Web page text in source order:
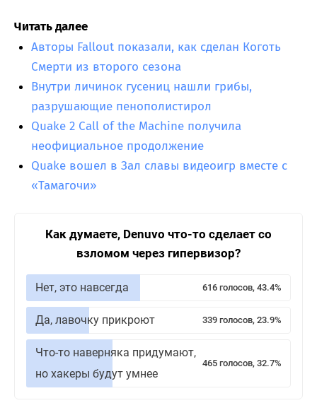
Читать далее
Авторы Fallout показали, как сделан Коготь
Смерти из второго сезона
Внутри личинок гусениц нашли грибы,
разрушающие пенополистирол
Quake 2 Call of the Machine получила
неофициальное продолжение
Quake вошел в Зал славы видеоигр вместе с
«Тамагочи»
Как думаете, Denuvo что-то сделает со
взломом через гипервизор?
Нет, это навсегда 616 голосов, 43.4%
Да, лавочку прикроют 339 голосов, 23.9%
Что-то наверняка придумают,
но хакеры будут умнее
465 голосов, 32.7%